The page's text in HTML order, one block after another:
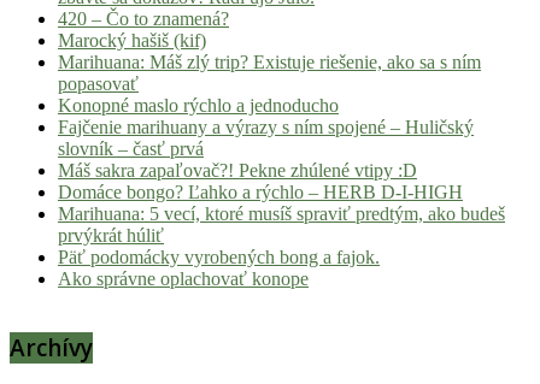
420 – Čo to znamená?
Marocký hašiš (kif)
Marihuana: Máš zlý trip? Existuje riešenie, ako sa s ním
popasovať
Konopné maslo rýchlo a jednoducho
Fajčenie marihuany a výrazy s ním spojené – Huličský
slovník – časť prvá
Máš sakra zapaľovač?! Pekne zhúlené vtipy :D
Domáce bongo? Ľahko a rýchlo – HERB D-I-HIGH
Marihuana: 5 vecí, ktoré musíš spraviť predtým, ako budeš
prvýkrát húliť
Päť podomácky vyrobených bong a fajok.
Ako správne oplachovať konope
Archívy